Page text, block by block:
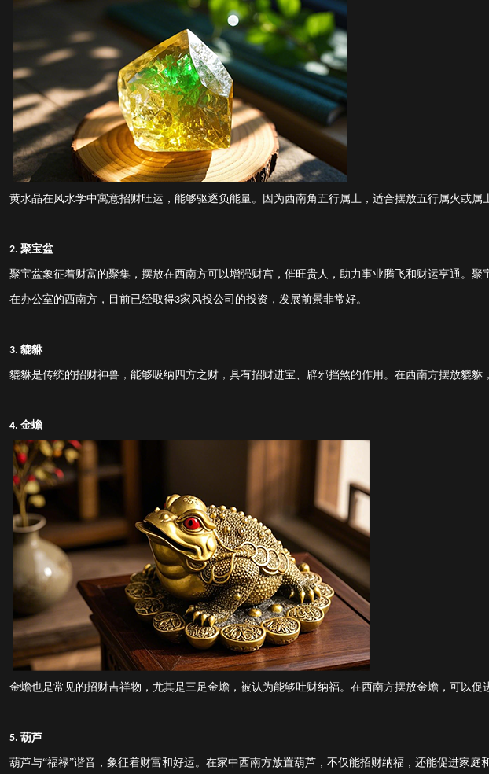
黄水晶在风水学中寓意招财旺运，能够驱逐负能量。因为西南角五行属土，适合摆放五行属火或
2. 聚宝盆
聚宝盆象征着财富的聚集，摆放在西南方可以增强财宫，催旺贵人，助力事业腾飞和财运亨通。
在办公室的西南方， 目前已经取得3家风投公司的投资，发展前景非常好。
3. 貔貅
貔貅是传统的招财神兽，能够吸纳四方之财，具有招财进宝、辟邪挡煞的作用。在西南方摆放貔
4. 金蟾
金蟾也是常见的招财吉祥物，尤其是三足金蟾，被认为能够吐财纳福。在西南方摆放金蟾，可以促
5. 葫芦
葫芦与“福禄”谐音，象征着财富和好运。在家中西南方放置葫芦，不仅能招财纳福，还能促进家